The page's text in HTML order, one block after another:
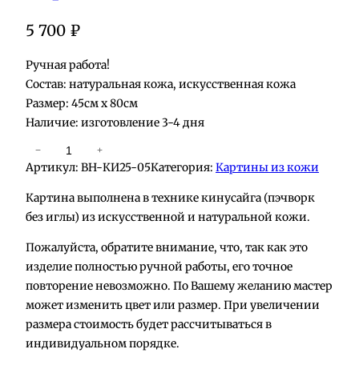
5 700 ₽
Ручная работа!
Состав: натуральная кожа, искусственная кожа
Размер: 45см х 80см
Наличие: изготовление 3-4 дня
о
л
и
е
с
т
в
о
т
− +
Артикул: BH-КИ25-05Категория: Картины из кожи
Картина выполнена в технике кинусайга (пэчворк
без иглы) из искусственной и натуральной кожи.
Пожалуйста, обратите внимание, что, так как это
изделие полностью ручной работы, его точное
повторение невозможно. По Вашему желанию мастер
может изменить цвет или размер. При увеличении
размера стоимость будет рассчитываться в
индивидуальном порядке.